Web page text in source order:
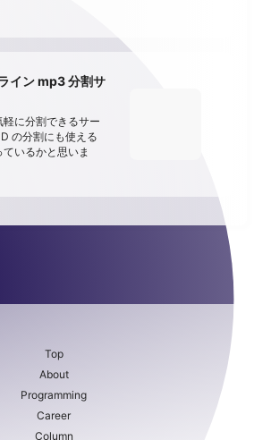
イン mp3 分割サ
に分割できるサー
の分割にも使える
いるかと思いま
Top
About
Programming
Career
Column